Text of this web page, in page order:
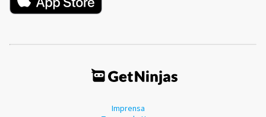
Imprensa